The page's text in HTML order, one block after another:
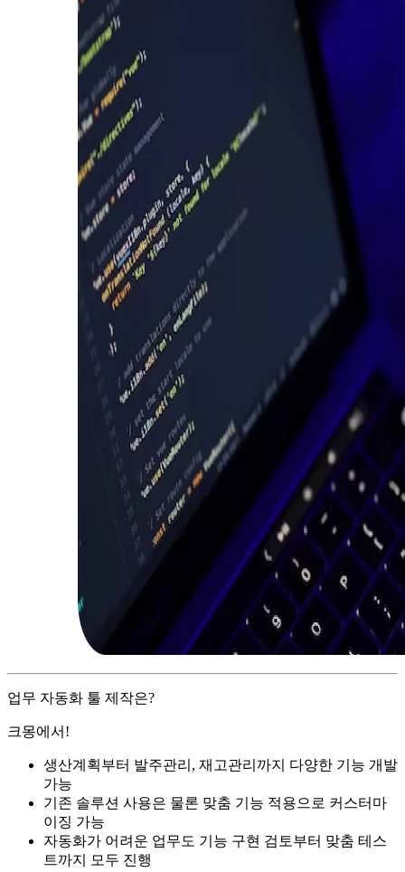
업무 자동화 툴 제작은?
크몽에서!
생산계획부터 발주관리, 재고관리까지 다양한 기능 개발
가능
기존 솔루션 사용은 물론 맞춤 기능 적용으로 커스터마
이징 가능
자동화가 어려운 업무도 기능 구현 검토부터 맞춤 테스
트까지 모두 진행